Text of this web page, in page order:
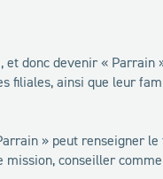
donc devenir «
filiales, ainsi que leur
» peut renseigner
conseiller